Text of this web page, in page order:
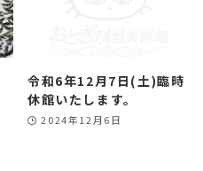
令和6年12月7日(土)臨時
休館いたします。
2024年12月6日